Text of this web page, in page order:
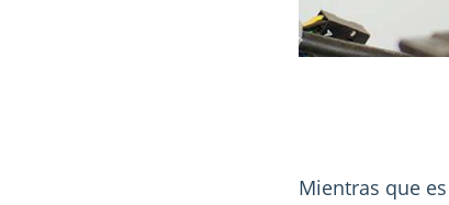
Mientras que